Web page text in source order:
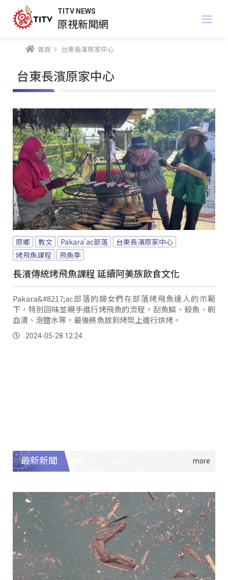
TITV NEWS
原視新聞網
首頁 台東長濱原家中心
台東長濱原家中心
原鄉 教文 Pakara'ac部落
台東長濱原家中心
烤飛魚課程
飛魚季
長濱傳統烤飛魚課程 延續阿美族飲食文化
Pakara&#8217;ac部落的婦女們在部落烤飛魚達人的示範
下，特別回味並親手進行烤飛魚的流程，刮魚鱗、殺魚、刷
血漬、泡鹽水等，最後將魚放到烤架上進行烘烤。
2024-05-28 12:24
最新新聞